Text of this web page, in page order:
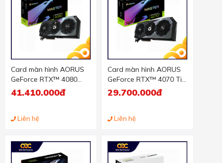
Card màn hình AORUS
GeForce RTX™ 4080
16GB MASTER
41.410.000đ
Liên hệ
Card màn hình AORUS
GeForce RTX™ 4070 Ti
MASTER 12G
29.700.000đ
Liên hệ